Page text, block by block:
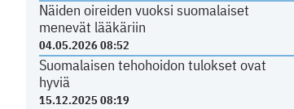
Näiden oireiden vuoksi suomalaiset
menevät lääkäriin
04.05.2026 08:52
Suomalaisen tehohoidon tulokset ovat
hyviä
15.12.2025 08:19